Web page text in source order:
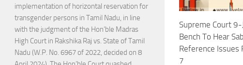
Supreme Court 9-
Bench To Hear
Reference Issues
7
implementation of horizontal reservation for
transgender persons in Tamil Nadu, in line
with the judgment of the Hon’ble Madras
High Court in Rakshika Raj vs. State of Tamil
Nadu (W.P. No. 6967 of 2022, decided on 8